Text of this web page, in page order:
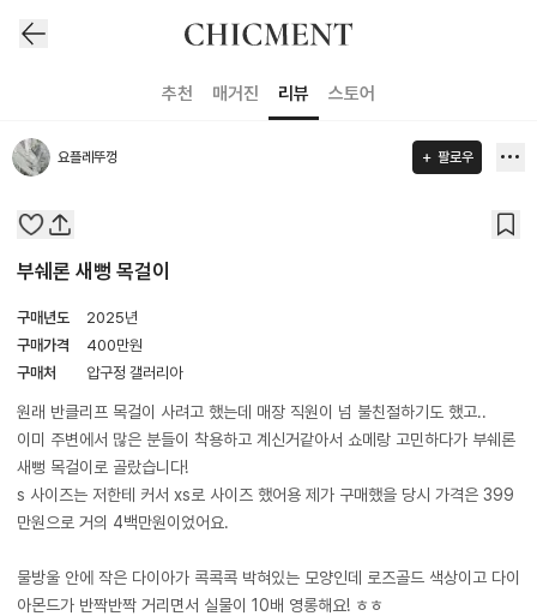
추천 매거진 리뷰 스토어
요플레뚜껑 팔로우
부쉐론 새뻥 목걸이
구매년도
2025년
구매가격
400만원
구매처
압구정 갤러리아
원래 반클리프 목걸이 사려고 했는데 매장 직원이 넘 불친절하기도 했고..
이미 주변에서 많은 분들이 착용하고 계신거같아서 쇼메랑 고민하다가 부쉐론
새뻥 목걸이로 골랐습니다!
s 사이즈는 저한테 커서 xs로 사이즈 했어용 제가 구매했을 당시 가격은 399
만원으로 거의 4백만원이었어요.
물방울 안에 작은 다이아가 콕콕콕 박혀있는 모양인데 로즈골드 색상이고 다이
아몬드가 반짝반짝 거리면서 실물이 10배 영롱해요! ㅎㅎ